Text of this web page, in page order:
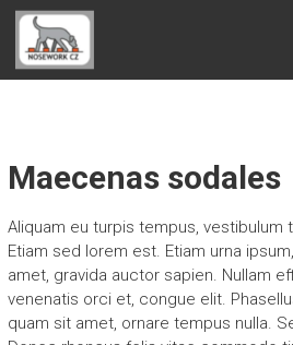
MČR NOSEWORK 2025
20. – 21. 9. 2025 proběhne Mistrovství
republiky v Noseworku
Maecenas sodales
Aliquam eu turpis tempus, vestibulum
Etiam sed lorem est. Etiam urna
amet, gravida auctor sapien. Nullam
venenatis orci et, congue elit.
quam sit amet, ornare tempus nulla.